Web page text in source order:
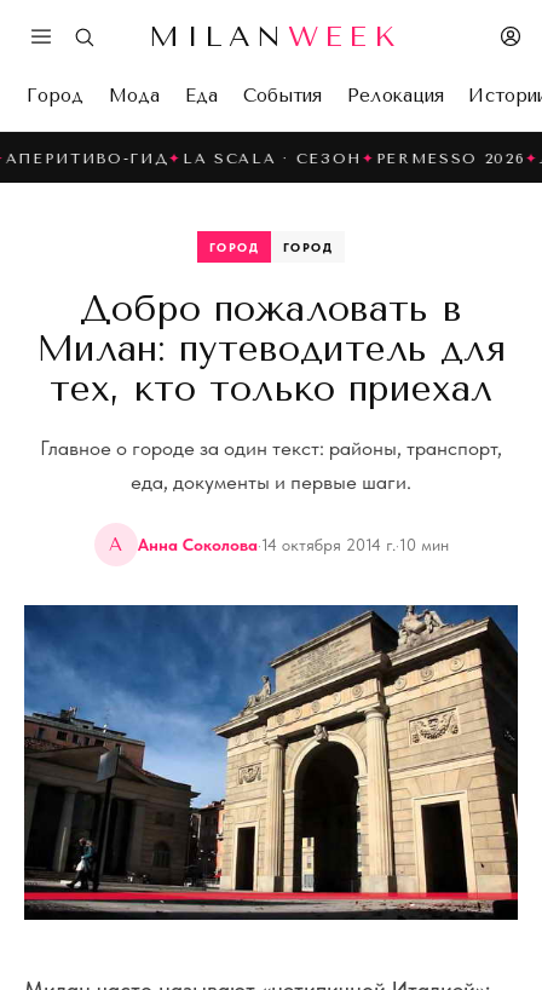
MILAN WEEK
Город Мода Еда События Релокация
ГИД✦ LA SCALA · СЕЗОН✦PERMESSO 2026 ✦
ГОРОД ГОРОД
Добро пожаловать в
Милан: путеводитель для
тех, кто только приехал
Главное о городе за один текст: районы, транспорт,
еда, документы и первые шаги.
А Анна Соколова·14 октября 2014 г.·10 мин